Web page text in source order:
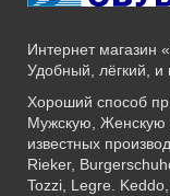
Интернет магазин
Удобный, лёгкий,
Хороший способ
Мужскую, Женскую
известных
Rieker,
Tozzi, Legre.